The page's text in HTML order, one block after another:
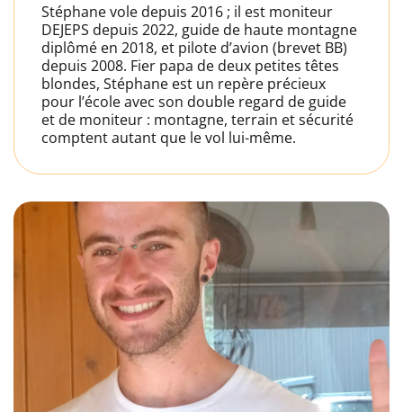
Stéphane vole depuis 2016 ; il est moniteur
DEJEPS depuis 2022, guide de haute montagne
diplômé en 2018, et pilote d’avion (brevet BB)
depuis 2008. Fier papa de deux petites têtes
blondes, Stéphane est un repère précieux
pour l’école avec son double regard de guide
et de moniteur : montagne, terrain et sécurité
comptent autant que le vol lui-même.